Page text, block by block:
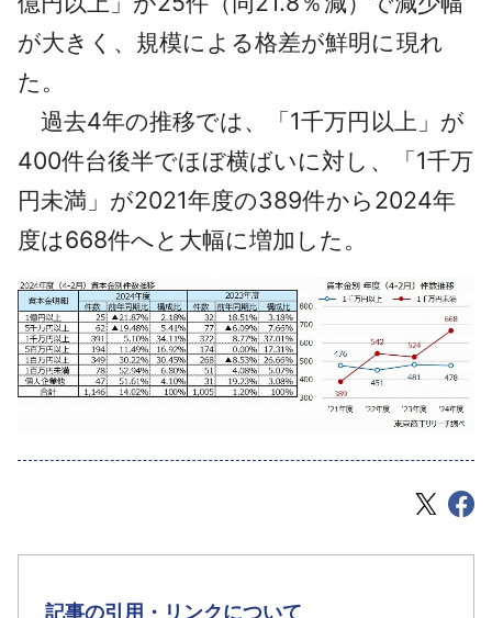
が大きく、規模による格差が鮮明に現れ
た。
過去4年の推移では、「1千万円以上」が
400件台後半でほぼ横ばいに対し、「1千万
円未満」が2021年度の389件から2024年
度は668件へと大幅に増加した。
記事の引用・リンクについて